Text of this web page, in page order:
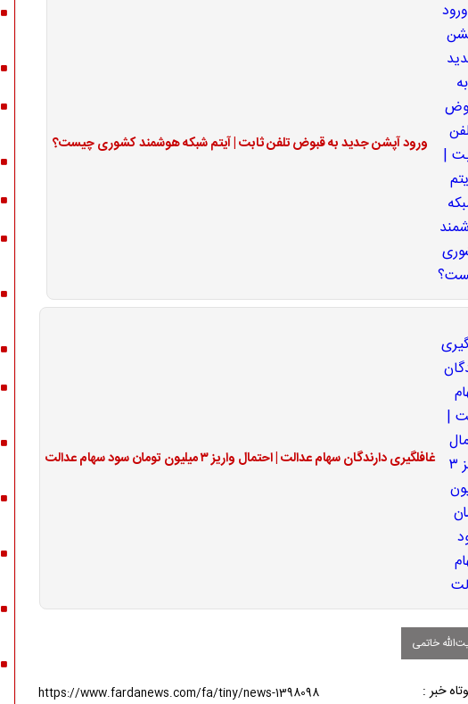
ورود آپشن جدید به قبوض تلفن ثابت | آیتم شبکه هوشمند کشوری چیست؟
غافلگیری دارندگان سهام عدالت | احتمال واریز ۳ میلیون تومان سود سهام عدالت
خاتمی
خبر :